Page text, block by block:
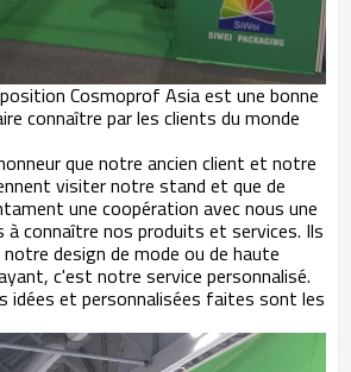
Cosmoprof Asiaest une bonne
connaître par les clients du monde
que notre ancien client et notre
visiter notre stand et que de
une coopération avec nous une
à connaître nos produits et services. Ils
design de mode ou de haute
c'est notre service personnalisé.
idées et personnalisées faites sont les